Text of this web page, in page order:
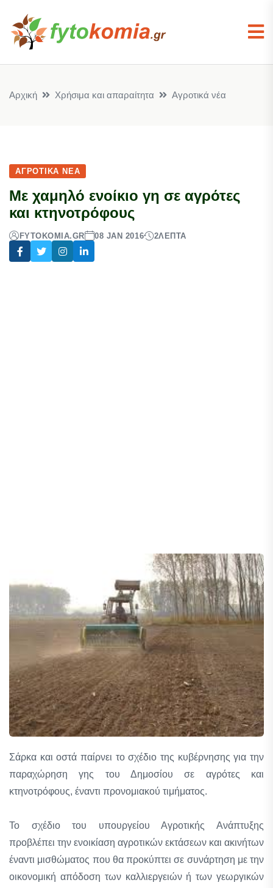
Αρχική Χρήσιμα και απαραίτητα Αγροτικά νέα
ΑΓΡΟΤΙΚΆ ΝΈΑ
Με χαμηλό ενοίκιο γη σε αγρότες
και κτηνοτρόφους
FYTOKOMIA.GR 08 JAN 2016 2ΛΕΠΤΆ
Σάρκα και οστά παίρνει το σχέδιο της κυβέρνησης για την
παραχώρηση γης του Δημοσίου σε αγρότες και
κτηνοτρόφους, έναντι προνομιακού τιμήματος.
Το σχέδιο του υπουργείου Αγροτικής Ανάπτυξης
προβλέπει την ενοικίαση αγροτικών εκτάσεων και ακινήτων
έναντι μισθώματος που θα προκύπτει σε συνάρτηση με την
οικονομική απόδοση των καλλιεργειών ή των γεωργικών